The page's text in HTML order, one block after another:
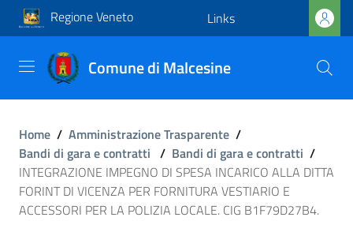
Regione Veneto Links
Comune di Malcesine
Home / Amministrazione Trasparente /
Bandi di gara e contratti / Bandi di gara e contratti /
INTEGRAZIONE IMPEGNO DI SPESA INCARICO ALLA DITTA
FORINT DI VICENZA PER FORNITURA VESTIARIO E
ACCESSORI PER LA POLIZIA LOCALE. CIG B1F79D27B4.